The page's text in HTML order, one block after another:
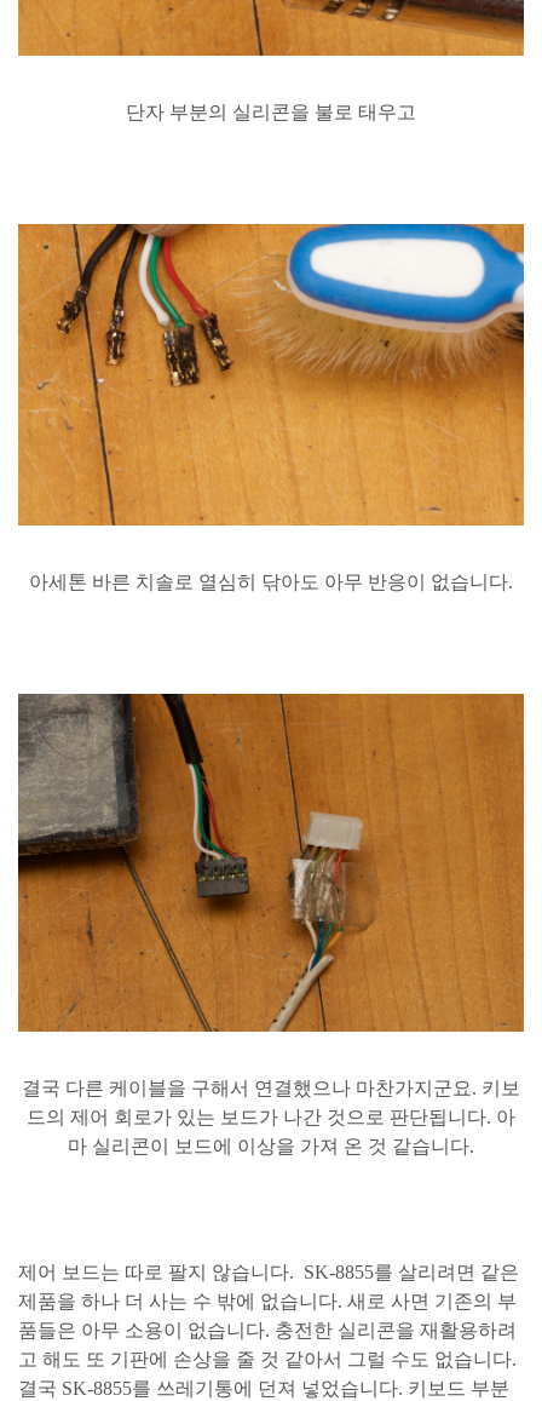
단자 부분의 실리콘을 불로 태우고
아세톤 바른 치솔로 열심히 닦아도 아무 반응이 없습니다.
결국 다른 케이블을 구해서 연결했으나 마찬가지군요. 키보
드의 제어 회로가 있는 보드가 나간 것으로 판단됩니다. 아
마 실리콘이 보드에 이상을 가져 온 것 같습니다.
제어 보드는 따로 팔지 않습니다. SK-8855를 살리려면 같은
제품을 하나 더 사는 수 밖에 없습니다. 새로 사면 기존의 부
품들은 아무 소용이 없습니다. 충전한 실리콘을 재활용하려
고 해도 또 기판에 손상을 줄 것 같아서 그럴 수도 없습니다.
결국 SK-8855를 쓰레기통에 던져 넣었습니다. 키보드 부분